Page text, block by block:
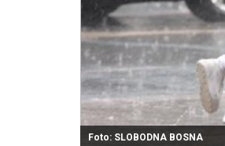
Foto: SLOBODNA BOSNA